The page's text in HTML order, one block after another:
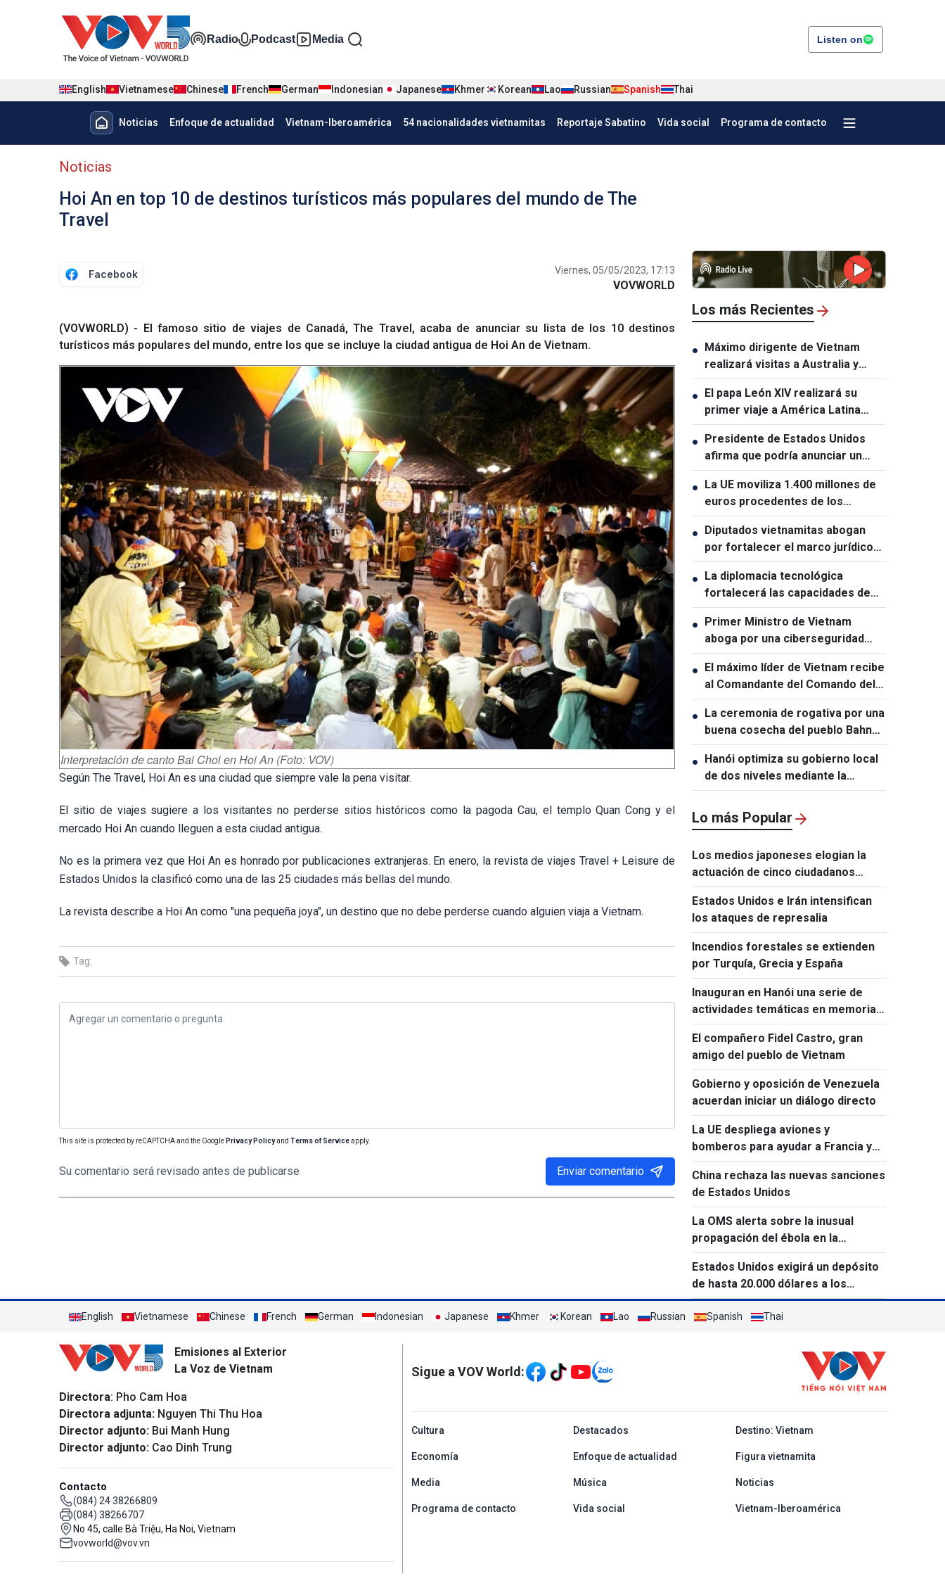
Đa phương tiện tiếng Tây ban nha
Radio Podcast Media Listen on
English Vietnamese Chinese French German Indonesian Japanese Khmer Korean Lao Russian Spanish Thai
Menu trang chủ tiếng Tây Ban Nha
Noticias Enfoque de actualidad Vietnam-Iberoamérica 54 nacionalidades vietnamitas Reportaje Sabatino Vida social Programa de contacto
Menu phụ tiếng Tây ban nha
Noticias
Hoi An en top 10 de destinos turísticos más populares del mundo de The
Travel
Facebook Viernes, 05/05/2023, 17:13
VOVWORLD
(VOVWORLD) - El famoso sitio de viajes de Canadá, The Travel, acaba de anunciar su lista de los 10 destinos
turísticos más populares del mundo, entre los que se incluye la ciudad antigua de Hoi An de Vietnam.
Interpretación de canto Bai Choi en Hoi An (Foto: VOV)
Según The Travel, Hoi An es una ciudad que siempre vale la pena visitar.
El sitio de viajes sugiere a los visitantes no perderse sitios históricos como la pagoda Cau, el templo Quan Cong y el
mercado Hoi An cuando lleguen a esta ciudad antigua.
No es la primera vez que Hoi An es honrado por publicaciones extranjeras. En enero, la revista de viajes Travel + Leisure de
Estados Unidos la clasificó como una de las 25 ciudades más bellas del mundo.
La revista describe a Hoi An como "una pequeña joya", un destino que no debe perderse cuando alguien viaja a Vietnam.
Tag:
This site is protected by reCAPTCHA and the Google Privacy Policyand Terms of Serviceapply.
Su comentario será revisado antes de publicarse Enviar comentario
Los más Recientes
● Máximo dirigente de Vietnam
realizará visitas a Australia y
Nueva Zelanda
● El papa León XIV realizará su
primer viaje a América Latina
como pontífice
● Presidente de Estados Unidos
afirma que podría anunciar un
acuerdo sobre el estrecho de
Ormuz en las próximas 48 horas
● La UE moviliza 1.400 millones de
euros procedentes de los
beneficios de activos rusos
congelados para apoyar a Ucrania
● Diputados vietnamitas abogan
por fortalecer el marco jurídico
para impulsar el crecimiento
económico
● La diplomacia tecnológica
fortalecerá las capacidades de
desarrollo de Vietnam
● Primer Ministro de Vietnam
aboga por una ciberseguridad
centrada en las personas
● El máximo líder de Vietnam recibe
al Comandante del Comando del
Pacífico de Estados Unidos
● La ceremonia de rogativa por una
buena cosecha del pueblo Bahnar
expresa el anhelo de prosperidad
y paz
● Hanói optimiza su gobierno local
de dos niveles mediante la
transformación digital
Lo más Popular
Los medios japoneses elogian la
actuación de cinco ciudadanos
vietnamitas tras el terremoto de
Kumamoto
Estados Unidos e Irán intensifican
los ataques de represalia
Incendios forestales se extienden
por Turquía, Grecia y España
Inauguran en Hanói una serie de
actividades temáticas en memoria
de Ho Chi Minh y Fidel Castro
El compañero Fidel Castro, gran
amigo del pueblo de Vietnam
Gobierno y oposición de Venezuela
acuerdan iniciar un diálogo directo
La UE despliega aviones y
bomberos para ayudar a Francia y
España a combatir los incendios
forestales
China rechaza las nuevas sanciones
de Estados Unidos
La OMS alerta sobre la inusual
propagación del ébola en la
República Democrática del Congo
Estados Unidos exigirá un depósito
de hasta 20.000 dólares a los
solicitantes de visado de 50 países
English Vietnamese Chinese French German Indonesian Japanese Khmer Korean Lao Russian Spanish Thai
Emisiones al Exterior
La Voz de Vietnam
Directora: Pho Cam Hoa
Directora adjunta: Nguyen Thi Thu Hoa
Director adjunto: Bui Manh Hung
Director adjunto: Cao Dinh Trung
Contacto
(084) 24 38266809
(084) 38266707
No 45, calle Bà Triệu, Ha Noi, Vietnam
vovworld@vov.vn
Mạng xã hội
Sigue a VOV World:
menu footer tiếng Tây ban nha
Cultura Destacados Destino: Vietnam
Economía Enfoque de actualidad Figura vietnamita
Media Música Noticias
Programa de contacto Vida social Vietnam-Iberoamérica